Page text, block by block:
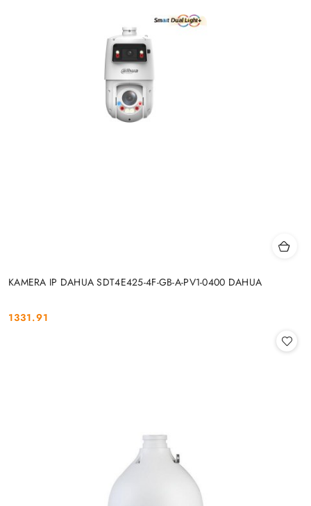
KAMERA IP DAHUA SDT4E425-4F-GB-A-PV1-0400 DAHUA
Cena:
1331.91